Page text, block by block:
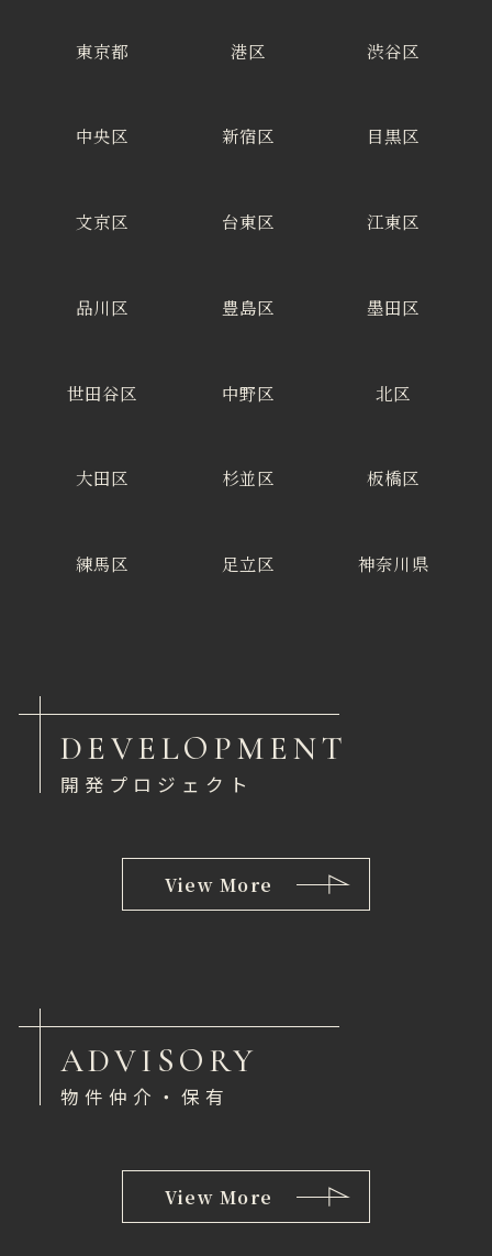
東京都 港区 渋谷区
中央区 新宿区 目黒区
文京区 台東区 江東区
品川区 豊島区 墨田区
世田谷区 中野区 北区
大田区 杉並区 板橋区
練馬区 足立区 神奈川県
DEVELOPMENT
開発プロジェクト
View More
ADVISORY
物件仲介・保有
View More